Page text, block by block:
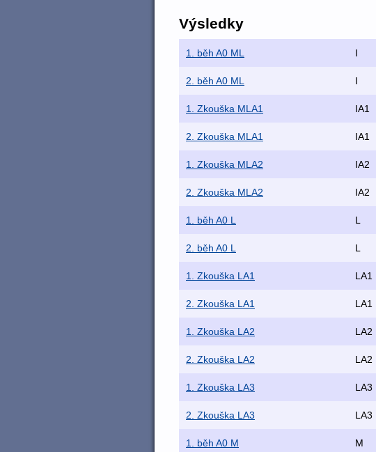
Výsledky
1. běh A0 ML I
2. běh A0 ML I
1. Zkouška MLA1 IA1
2. Zkouška MLA1 IA1
1. Zkouška MLA2 IA2
2. Zkouška MLA2 IA2
1. běh A0 L L
2. běh A0 L L
1. Zkouška LA1 LA1
2. Zkouška LA1 LA1
1. Zkouška LA2 LA2
2. Zkouška LA2 LA2
1. Zkouška LA3 LA3
2. Zkouška LA3 LA3
1. běh A0 M M